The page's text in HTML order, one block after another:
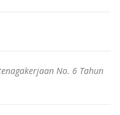
No. 6 Tahun